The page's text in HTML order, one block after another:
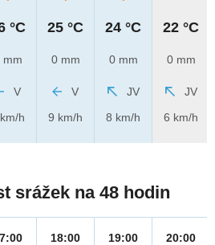
°C
mm
V
h
25 °C
0 mm
V
9 km/h
24 °C
0 mm
JV
8 km/h
22 °C
0 mm
JV
6 km/h
srážek na 48 hodin
18:00
19:00
20:00